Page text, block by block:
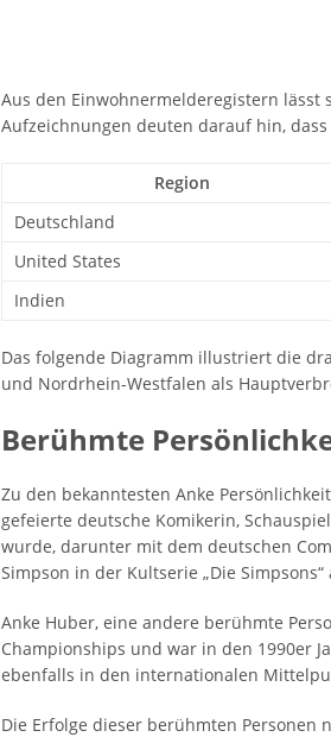
Aus den Einwohnermelderegistern lässt
Aufzeichnungen deuten darauf hin,
Region
Deutschland
United States
Indien
Das folgende Diagramm illustriert die
und Nordrhein-Westfalen als
Berühmte
Zu den bekanntesten Anke
gefeierte deutsche Komikerin,
wurde, darunter mit dem deutschen
Simpson in der Kultserie „Die
Anke Huber, eine andere berühmte
Championships und war in den 1990er
ebenfalls in den internationalen
Die Erfolge dieser berühmten Personen